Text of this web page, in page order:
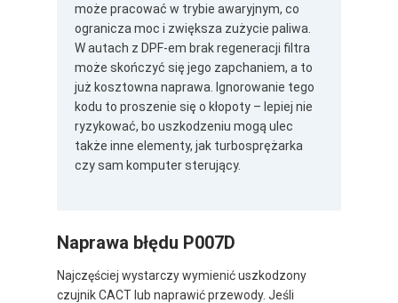
może pracować w trybie awaryjnym, co
ogranicza moc i zwiększa zużycie paliwa.
W autach z DPF-em brak regeneracji filtra
może skończyć się jego zapchaniem, a to
już kosztowna naprawa. Ignorowanie tego
kodu to proszenie się o kłopoty – lepiej nie
ryzykować, bo uszkodzeniu mogą ulec
także inne elementy, jak turbosprężarka
czy sam komputer sterujący.
Naprawa błędu P007D
Najczęściej wystarczy wymienić uszkodzony
czujnik CACT lub naprawić przewody. Jeśli